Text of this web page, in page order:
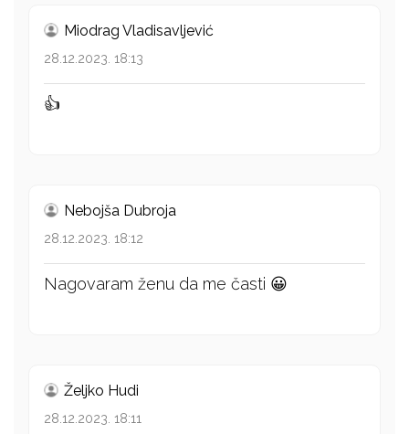
Miodrag Vladisavljević
28.12.2023. 18:13
👍
Nebojša Dubroja
28.12.2023. 18:12
Nagovaram ženu da me časti 😀
Željko Hudi
28.12.2023. 18:11